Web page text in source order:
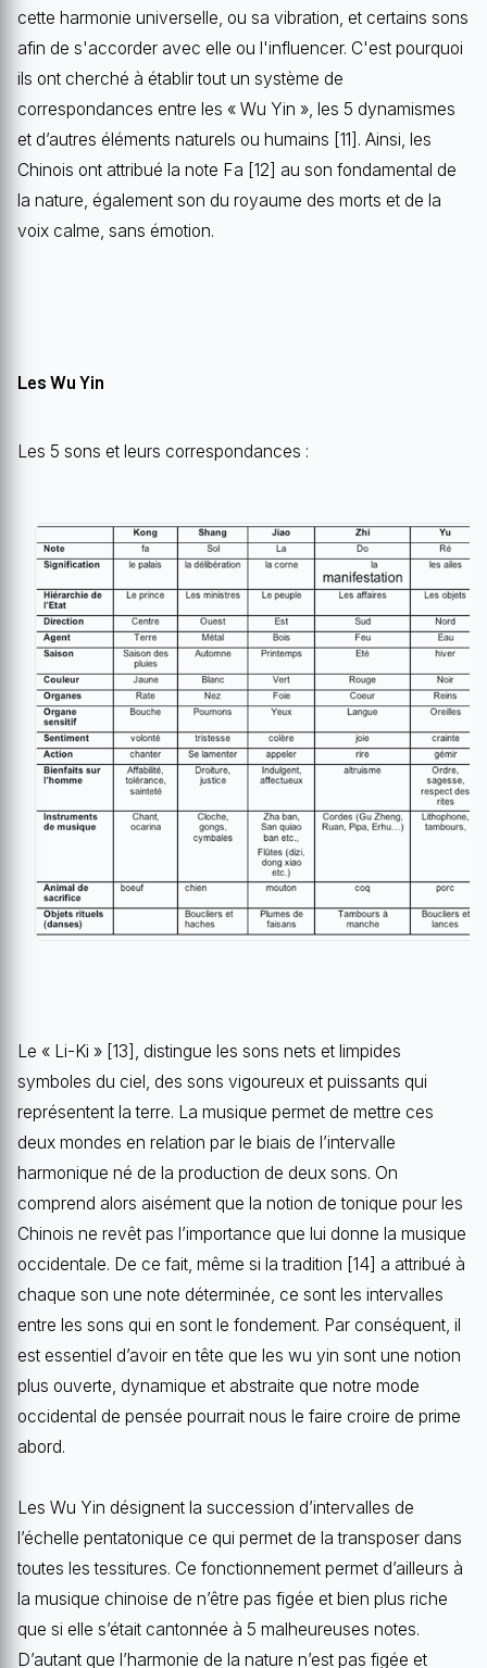
cette harmonie universelle, ou sa vibration, et certains sons
afin de s'accorder avec elle ou l'influencer. C'est pourquoi
ils ont cherché à établir tout un système de
correspondances entre les « Wu Yin », les 5 dynamismes
et d’autres éléments naturels ou humains [11]. Ainsi, les
Chinois ont attribué la note Fa [12] au son fondamental de
la nature, également son du royaume des morts et de la
voix calme, sans émotion.
Les Wu Yin
Les 5 sons et leurs correspondances :
Le « Li-Ki » [13], distingue les sons nets et limpides
symboles du ciel, des sons vigoureux et puissants qui
représentent la terre. La musique permet de mettre ces
deux mondes en relation par le biais de l’intervalle
harmonique né de la production de deux sons. On
comprend alors aisément que la notion de tonique pour les
Chinois ne revêt pas l’importance que lui donne la musique
occidentale. De ce fait, même si la tradition [14] a attribué à
chaque son une note déterminée, ce sont les intervalles
entre les sons qui en sont le fondement. Par conséquent, il
est essentiel d’avoir en tête que les wu yin sont une notion
plus ouverte, dynamique et abstraite que notre mode
occidental de pensée pourrait nous le faire croire de prime
abord.
Les Wu Yin désignent la succession d’intervalles de
l’échelle pentatonique ce qui permet de la transposer dans
toutes les tessitures. Ce fonctionnement permet d’ailleurs à
la musique chinoise de n’être pas figée et bien plus riche
que si elle s’était cantonnée à 5 malheureuses notes.
D’autant que l’harmonie de la nature n’est pas figée et